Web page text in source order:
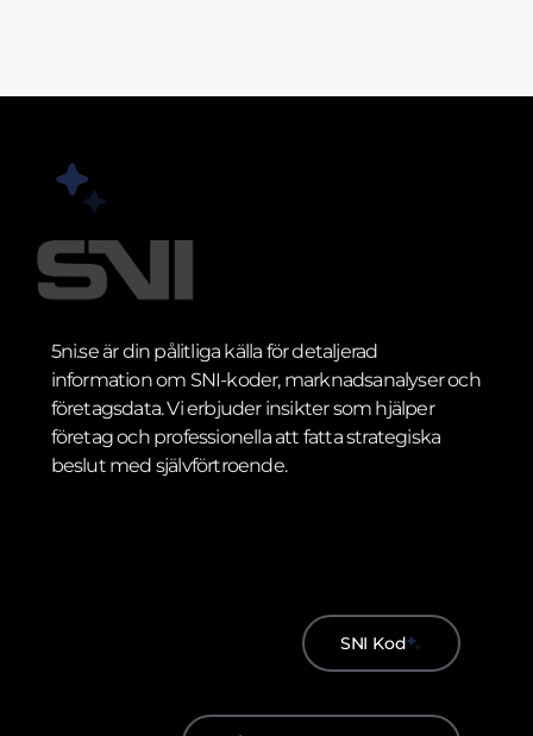
5ni.se är din pålitliga källa för detaljerad
information om SNI-koder, marknadsanalyser och
företagsdata. Vi erbjuder insikter som hjälper
företag och professionella att fatta strategiska
beslut med självförtroende.
SNI Kod